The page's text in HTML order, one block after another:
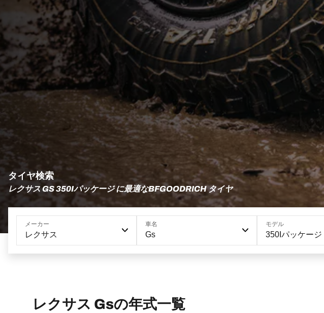
タイヤ検索
レクサス GS 350Iパッケージ に最適なBFGOODRICH タイヤ
メーカー
レクサス
車名
Gs
モデル
350Iパッケージ
レクサス Gsの年式一覧